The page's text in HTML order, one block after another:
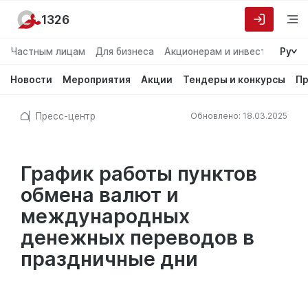
Частным лицам Для бизнеса Акционерам и инвесторам
Ру
Новости Мероприятия Акции Тендеры и конкурсы
1326
Пресс-центр Обновлено: 18.03.2025
График работы пунктов
обмена валют и
международных
денежных переводов в
праздничные дни